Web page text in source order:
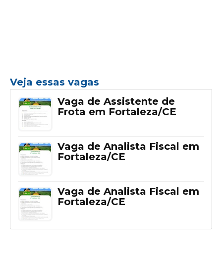
Veja essas vagas
Vaga de Assistente de
Frota em Fortaleza/CE
Vaga de Analista Fiscal em
Fortaleza/CE
Vaga de Analista Fiscal em
Fortaleza/CE